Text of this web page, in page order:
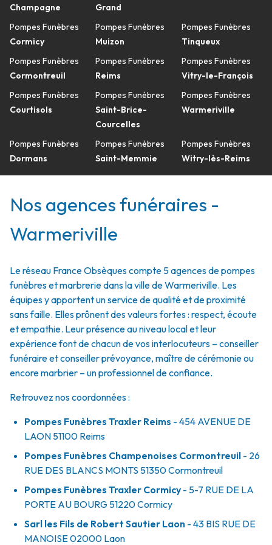
Champagne
Pompes Funèbres
Cormicy
Pompes Funèbres
Cormontreuil
Pompes Funèbres
Courtisols
Pompes Funèbres
Dormans
Grand
Pompes Funèbres
Muizon
Pompes Funèbres
Reims
Pompes Funèbres
Saint-Brice-
Courcelles
Pompes Funèbres
Saint-Memmie
Pompes Funèbres
Tinqueux
Pompes Funèbres
Vitry-le-François
Pompes Funèbres
Warmeriville
Pompes Funèbres
Witry-lès-Reims
Nos agences funéraires -
Warmeriville
Le réseau France Obsèques compte 5 agences de pompes
funèbres et marbrerie dans la ville de Warmeriville. Les
équipes y apportent un service de qualité et de proximité
sans faille. Elles prônent des valeurs fortes : respect, écoute
et empathie. Leur présence au niveau local et leur
expérience font de chacun de vos interlocuteurs – conseiller
funéraire et conseiller prévoyance, maître de cérémonie ou
encore marbrier – un professionnel de confiance.
Retrouvez nos coordonnées :
Pompes Funèbres Traxler Reims - 454 AVENUE DE
LAON 51100 Reims
Pompes Funèbres Champenoises Cormontreuil - 26
RUE DES BLANCS MONTS 51350Cormontreuil
Pompes Funèbres Traxler Cormicy - 5-7 RUE DE LA
PORTE AU BOURG 51220Cormicy
Sarl les Fils de Robert Sautier Laon - 43 BIS RUE DE
MANOISE02000 Laon